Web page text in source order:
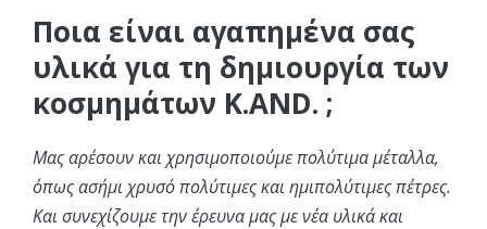
Ποια είναι αγαπημένα σας
υλικά για τη δημιουργία των
κοσμημάτων K.AND. ;
Μας αρέσουν και χρησιμοποιούμε πολύτιμα μέταλλα,
όπως ασήμι χρυσό πολύτιμες και ημιπολύτιμες πέτρες.
Και συνεχίζουμε την έρευνα μας με νέα υλικά και